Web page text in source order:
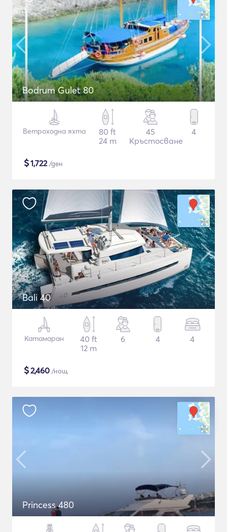
Bodrum Gulet 80
Ветроходна яхта
80 ft
24 m
45
Кръстосване
4
$1,722/ден
Bali 40
Катамаран
40 ft
12 m
6 4 4
$2,460 /нощ
Princess 480